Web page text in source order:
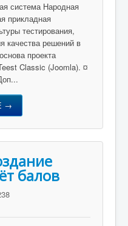
система Народная
прикладная
тестирования,
качества решений в
проекта
Classic (Joomla). ¤
→
балов